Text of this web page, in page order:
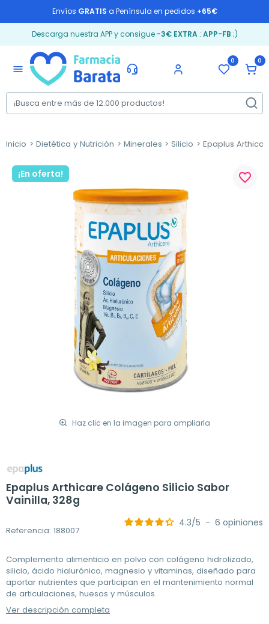
Envíos GRATIS a Península en pedidos +65€
Descarga nuestra APP y consigue -3€ EXTRA: APP-FB ;)
menu
0 0
Inicio Dietética y Nutrición Minerales Silicio Epaplus
¡En oferta!
Haz clic en la imagen para ampliarla
favorite_border
Epaplus Arthicare Colágeno Silicio Sabor
Vainilla, 328g
Referencia: 188007
4.3/5 - 6 opiniones
Complemento alimenticio en polvo con colágeno hidrolizado,
silicio, ácido hialurónico, magnesio y vitaminas, diseñado para
aportar nutrientes que participan en el mantenimiento normal
de articulaciones, huesos y músculos.
Ver descripción completa